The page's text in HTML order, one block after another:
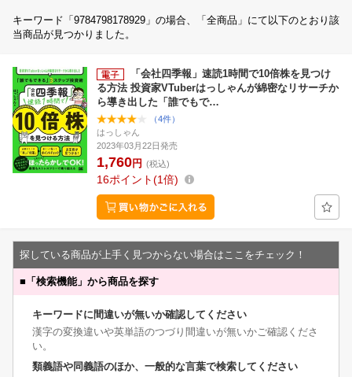
キーワード「9784798178929」の場合、「全商品」にて以下のとおり該
当商品が見つかりました。
「会社四季報」速読1時間で10倍株を見つけ
る方法 投資家VTuberはっしゃんが綿密なリサーチか
ら導き出した「誰でもで…
（4件）
はっしゃん
2023年03月22日発売
1,760円 (税込)
16ポイント 1倍
探している商品が上手く見つからない場合はここをチェック！
■ 「検索機能」から商品を探す
キーワードに間違いが無いか確認してください
漢字の変換違いや英単語のつづり間違いが無いかご確認くださ
い。
類義語や同義語のほか、一般的な言葉で検索してください